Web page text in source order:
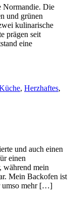
Normandie. Die
und grünen
kulinarische
prägen seit
eine
, Herzhaftes,
und auch einen
einen
während mein
Mein Backofen ist
umso mehr […]